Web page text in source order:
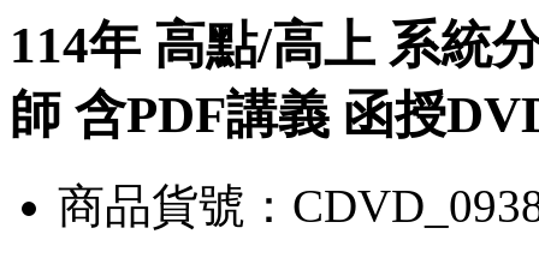
114年 高點/高上 系統
師 含PDF講義 函授
商品貨號：